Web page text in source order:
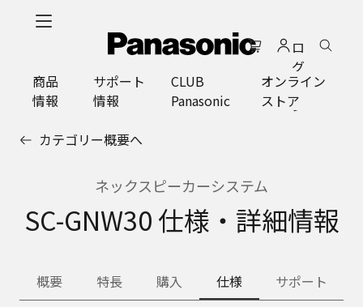
ロ
グ
イ
ン
商品
情報
サポート
情報
CLUB
Panasonic
オンライン
ストア
カテゴリー概要へ
ネックスピーカーシステム
SC-GNW30 仕様・詳細情報
概要 特長 購入 仕様 サポート